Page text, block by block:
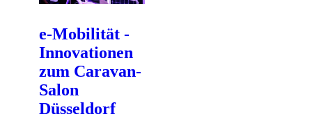
e-Mobilität -
Innovationen
zum Caravan-
Salon
Düsseldorf